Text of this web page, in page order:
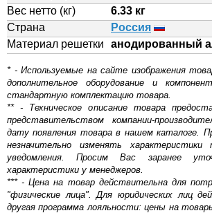
Вес нетто (кг)
6.33 кг
Страна
Россия
Материал решетки
aнодированный
* - Используемые на сайте изображения
дополнительное оборудование и
стандартную комплектацию товара.
** - Техническое описание товара
представительством компании-
дату появления товара в нашем каталоге.
незначительно изменять
уведомления. Просим Вас заранее
характеристики у менеджеров.
*** - Цена на товар действительна для
"физические лица". Для юридических лиц
другая программа лояльности: цены на